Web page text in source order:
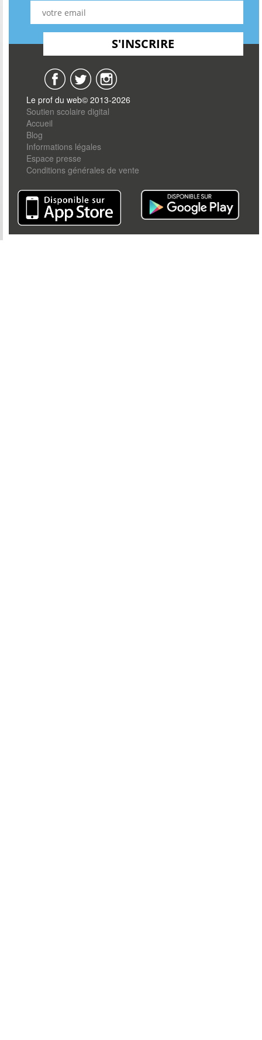
Le prof du web© 2013-2026
Soutien scolaire digital
Accueil
Blog
Informations légales
Espace presse
Conditions générales de vente